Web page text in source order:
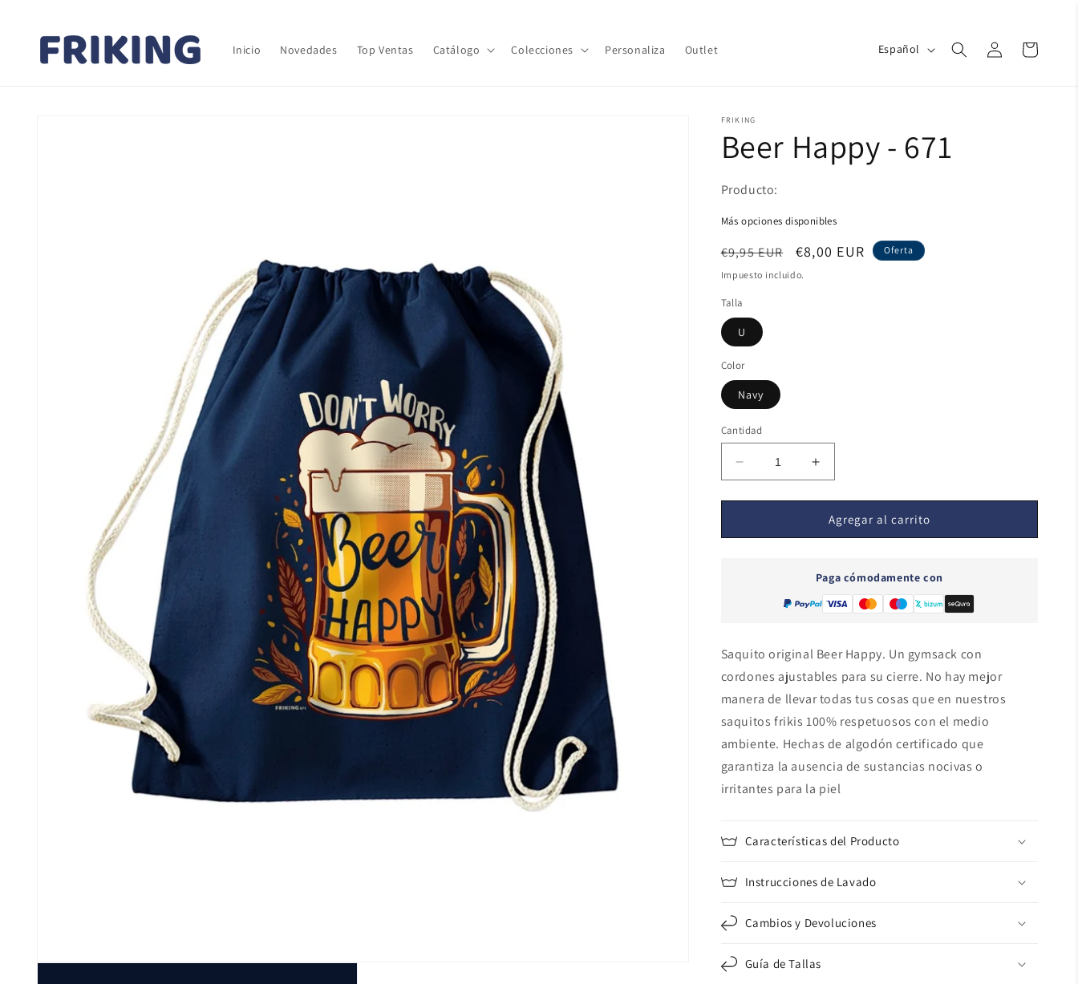
al contenido
Inicio Novedades Top Ventas Catálogo Colecciones Personaliza Outlet Español
sesión
Carrito
FRIKING
Beer Happy - 671
Producto:
Más opciones disponibles
Precio
habitual
€9,95 EUR
Precio
de
€8,00 EUR Oferta
Impuesto incluido.
Talla
U
Color
Navy
Cantidad
Reducir
cantidad
para
Happy
Aumentar
cantidad
para
Beer
Happy
671
Agregar al carrito
Paga cómodamente con
Saquito original Beer Happy. Un gymsack con
cordones ajustables para su cierre. No hay mejor
manera de llevar todas tus cosas que en nuestros
saquitos frikis 100% respetuosos con el medio
ambiente. Hechas de algodón certificado que
garantiza la ausencia de sustancias nocivas o
irritantes para la piel
Características del Producto
Instrucciones de Lavado
Cambios y Devoluciones
Guía de Tallas